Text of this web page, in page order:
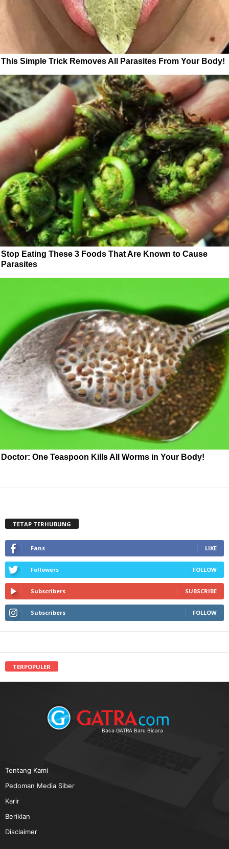
This Simple Trick Removes All Parasites From Your Body!
Stop Eating These 3 Foods That Are Known to Cause
Parasites
Doctor: One Teaspoon Kills All Worms in Your Body!
TETAP TERHUBUNG
Fans LIKE
Followers FOLLOW
Subscribers SUBSCRIBE
Subscribers FOLLOW